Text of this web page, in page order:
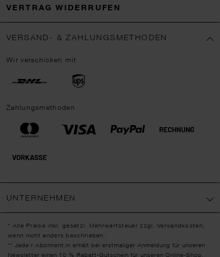
VERTRAG WIDERRUFEN
VERSAND- & ZAHLUNGSMETHODEN
Wir verschicken mit
Zahlungsmethoden
UNTERNEHMEN
* Alle Preise inkl. gesetzl. Mehrwertsteuer zzgl.Versandkosten,
wenn nicht anders beschrieben.
** Jede:r Abonnent:in erhält bei erstmaliger Anmeldung für unseren
Newsletter einen 10 % Rabatt-Gutschein für unseren Online-Shop.